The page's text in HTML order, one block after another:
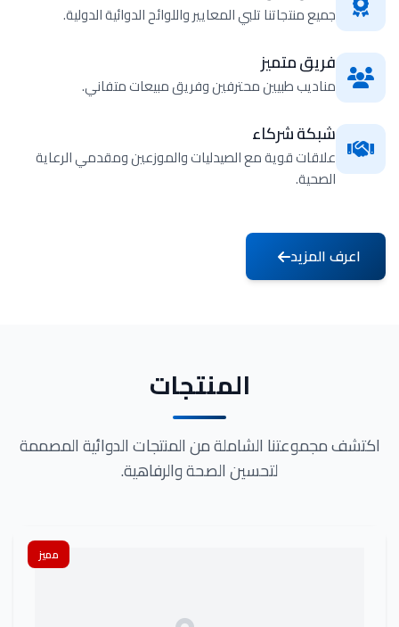
جميع منتجاتنا تلبي المعايير واللوائح الدوائية الدولية.
فريق متميز
مناديب طبيين محترفين وفريق مبيعات متفاني.
شبكة شركاء
علاقات قوية مع الصيدليات والموزعين ومقدمي الرعاية
الصحية.
اعرف المزيد
المنتجات
اكتشف مجموعتنا الشاملة من المنتجات الدوائية المصممة
لتحسين الصحة والرفاهية.
مميز